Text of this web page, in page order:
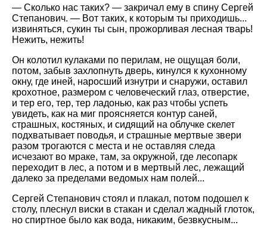
— Сколько нас таких? — закричал ему в спину Сергей
Степанович. — Вот таких, к которым ты приходишь...
извиняться, сукин ты сын, прожорливая лесная тварь!
Нежить, нежить!
Он колотил кулаками по перилам, не ощущая боли,
потом, забыв захлопнуть дверь, кинулся к кухонному
окну, где иней, наросший изнутри и снаружи, оставил
крохотное, размером с человеческий глаз, отверстие,
и тер его, тер, тер ладонью, как раз чтобы успеть
увидеть, как на миг проясняется контур саней,
страшных, костяных, и сидящий на облучке скелет
подхватывает поводья, и страшные мертвые звери
разом трогаются с места и не оставляя следа
исчезают во мраке, там, за окружной, где лесопарк
переходит в лес, а потом и в мертвый лес, лежащий
далеко за пределами ведомых нам полей...
Сергей Степанович стоял и плакал, потом подошел к
столу, плеснул виски в стакан и сделал жадный глоток,
но спиртное было как вода, никаким, безвкусным...